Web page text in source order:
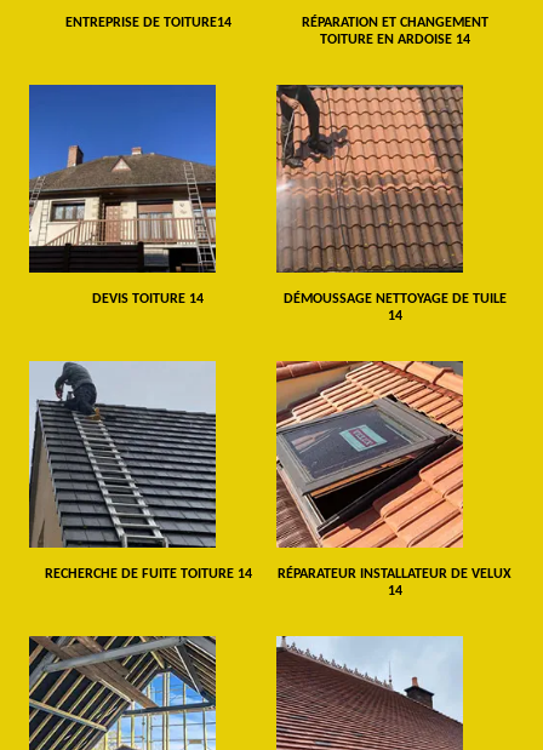
ENTREPRISE DE TOITURE14
RÉPARATION ET CHANGEMENT
TOITURE EN ARDOISE 14
DEVIS TOITURE 14
DÉMOUSSAGE NETTOYAGE DE TUILE
14
RECHERCHE DE FUITE TOITURE 14
RÉPARATEUR INSTALLATEUR DE VELUX
14